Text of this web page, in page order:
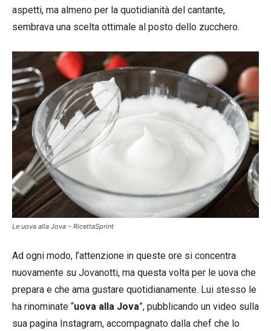
aspetti, ma almeno per la quotidianità del cantante,
sembrava una scelta ottimale al posto dello zucchero.
Le uova alla Jova – RicettaSprint
Ad ogni modo, l’attenzione in queste ore si concentra
nuovamente su Jovanotti, ma questa volta per le uova che
prepara e che ama gustare quotidianamente. Lui stesso le
ha rinominate “uova alla Jova”, pubblicando un video sulla
sua pagina Instagram, accompagnato dalla chef che lo